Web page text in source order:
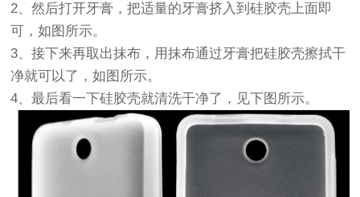
2、然后打开牙膏，把适量的牙膏挤入到硅胶壳上面即
可，如图所示。
3、接下来再取出抹布，用抹布通过牙膏把硅胶壳擦拭干
净就可以了，如图所示。
4、最后看一下硅胶壳就清洗干净了，见下图所示。